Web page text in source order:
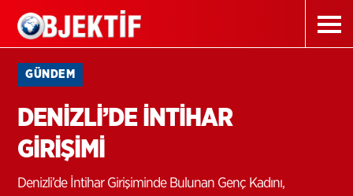
GÜNDEM
DENİZLİ’DE İNTİHAR
GİRİŞİMİ
Denizli’de İntihar Girişiminde Bulunan Genç Kadını,